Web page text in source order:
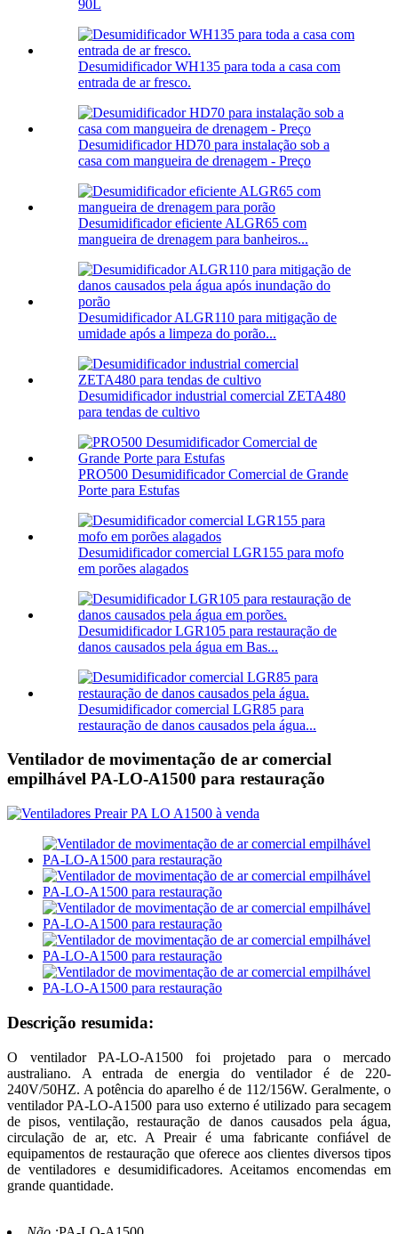
90L
Desumidificador WH135 para toda a casa com
entrada de ar fresco.
Desumidificador HD70 para instalação sob a
casa com mangueira de drenagem - Preço
Desumidificador eficiente ALGR65 com
mangueira de drenagem para banheiros...
Desumidificador ALGR110 para mitigação de
umidade após a limpeza do porão...
Desumidificador industrial comercial ZETA480
para tendas de cultivo
PRO500 Desumidificador Comercial de Grande
Porte para Estufas
Desumidificador comercial LGR155 para mofo
em porões alagados
Desumidificador LGR105 para restauração de
danos causados ​​pela água em Bas...
Desumidificador comercial LGR85 para
restauração de danos causados ​​pela água...
Ventilador de movimentação de ar comercial
empilhável PA-LO-A1500 para restauração
Descrição resumida:
O ventilador PA-LO-A1500 foi projetado para o mercado
australiano. A entrada de energia do ventilador é de 220-
240V/50HZ. A potência do aparelho é de 112/156W. Geralmente, o
ventilador PA-LO-A1500 para uso externo é utilizado para secagem
de pisos, ventilação, restauração de danos causados ​​pela água,
circulação de ar, etc. A Preair é uma fabricante confiável de
equipamentos de restauração que oferece aos clientes diversos tipos
de ventiladores e desumidificadores. Aceitamos encomendas em
grande quantidade.